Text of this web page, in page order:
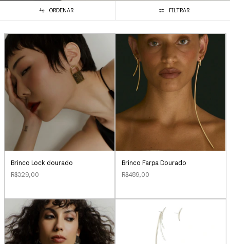
ORDENAR FILTRAR
Brinco Lock dourado
R$329,00
Brinco Farpa Dourado
R$489,00